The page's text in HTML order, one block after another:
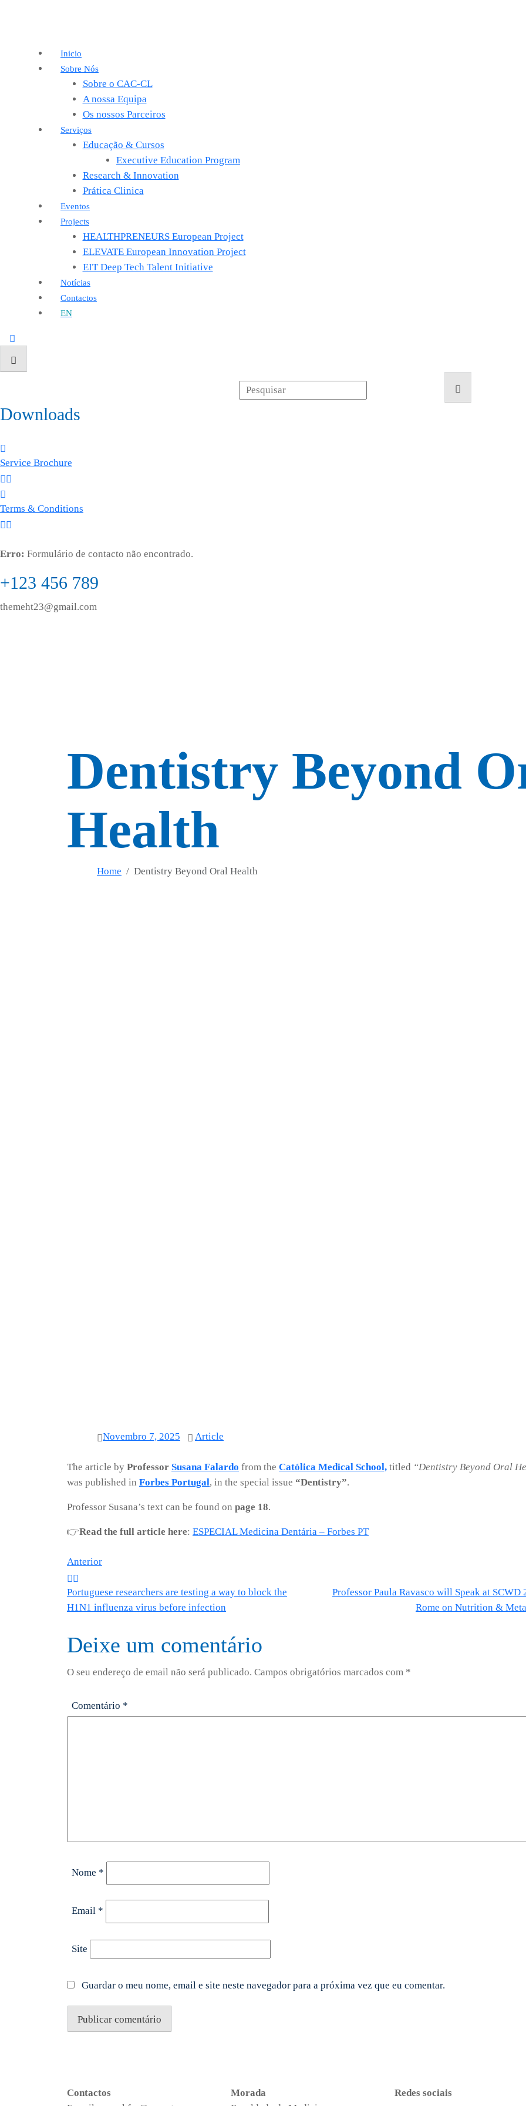
Inicio
Sobre Nós
Sobre o CAC-CL
A nossa Equipa
Os nossos Parceiros
Serviços
Educação & Cursos
Executive Education Program
Research & Innovation
Prática Clinica
Eventos
Projects
HEALTHPRENEURS European Project
ELEVATE European Innovation Project
EIT Deep Tech Talent Initiative
Notícias
Contactos
EN
Downloads
Service Brochure
Terms & Conditions
Erro: Formulário de contacto não encontrado.
+123 456 789
themeht23@gmail.com
Dentistry Beyond
Health
Home Dentistry Beyond Oral Health
Novembro 7, 2025 Article
The article by Professor Susana Falardo from the Católica Medical School, titled “Dentistry Beyond Oral
was published in Forbes Portugal, in the special issue “Dentistry”.
Professor Susana’s text can be found on page 18.
👉Read the full article here: ESPECIAL Medicina Dentária – Forbes PT
Navegação
de
artigos
Anterior
Portuguese researchers are testing a way to block the
H1N1 influenza virus before infection
Professor Paula Ravasco will Speak at SCWD
Rome on Nutrition &
Deixe um comentário
O seu endereço de email não será publicado. Campos obrigatórios marcados com *
Comentário *
Nome *
Email *
Site
Guardar o meu nome, email e site neste navegador para a próxima vez que eu comentar.
Contactos
Morada
Redes sociais